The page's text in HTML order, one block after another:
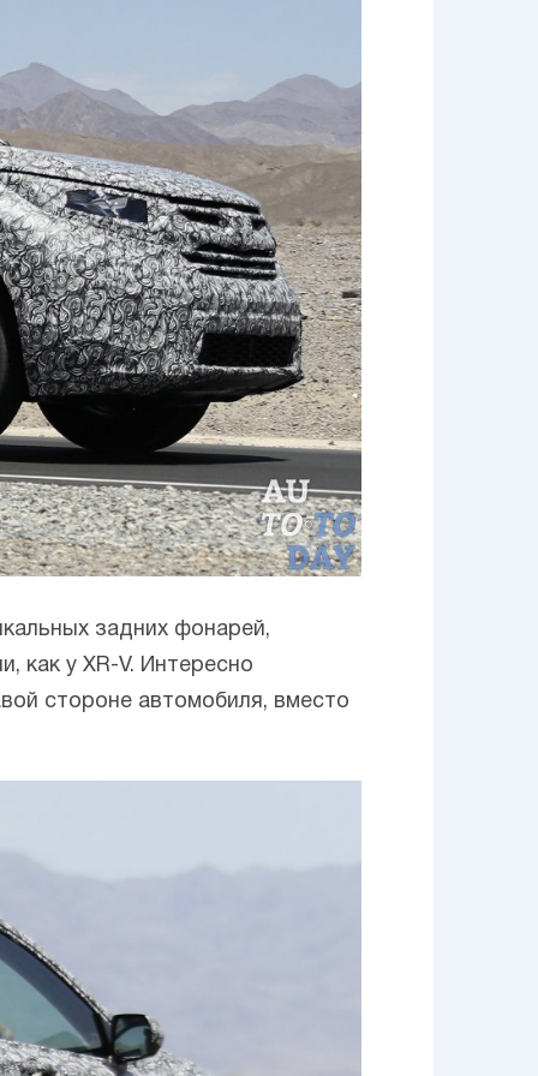
задних фонарей,
как у XR-V. Интересно
стороне автомобиля, вместо